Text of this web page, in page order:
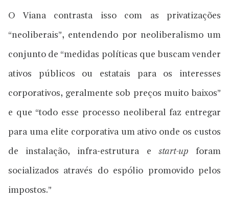
O Viana contrasta isso com as privatizações
“neoliberais”, entendendo por neoliberalismo um
conjunto de “medidas políticas que buscam vender
ativos públicos ou estatais para os interesses
corporativos, geralmente sob preços muito baixos”
e que “todo esse processo neoliberal faz entregar
para uma elite corporativa um ativo onde os custos
de instalação, infra-estrutura e start-up foram
socializados através do espólio promovido pelos
impostos.”